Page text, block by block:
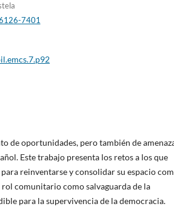
7401
de oportunidades, pero también de
Este trabajo presenta los retos a los que
reinventarse y consolidar su espacio
comunitario como salvaguarda de la
para la supervivencia de la democracia.